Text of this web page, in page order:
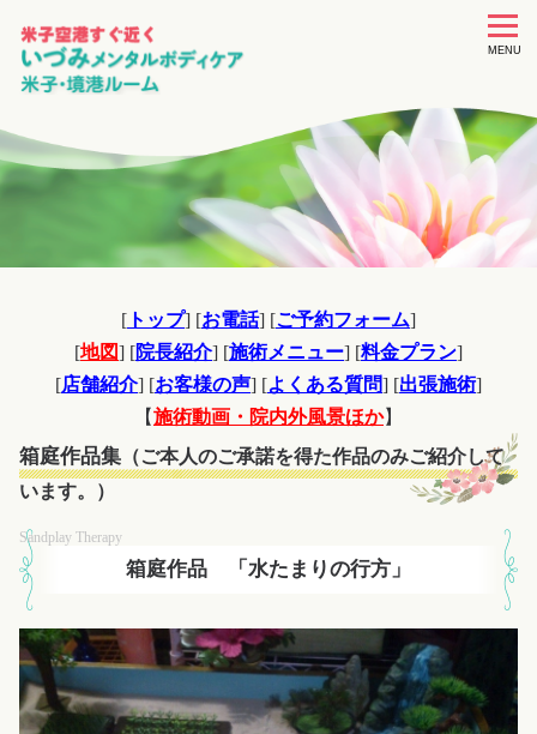
toggle
MENU
[ トップ] [お電話] [ご予約フォーム]
[地図] [院長紹介] [施術メニュー] [料金プラン]
[店舗紹介] [お客様の声] [よくある質問] [出張施術]
【施術動画・院内外風景ほか】
箱庭作品集 （ご本人のご承諾を得た作品のみご紹介して
います。）
Sandplay Therapy
箱庭作品 「水たまりの行方」